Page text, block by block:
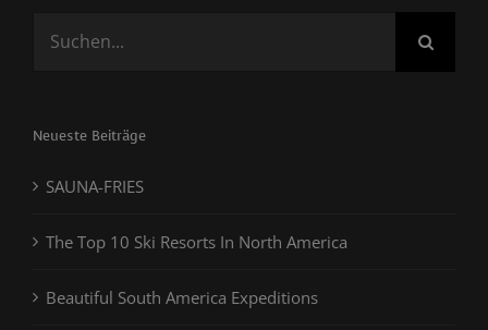
Neueste Beiträge
SAUNA-FRIES
The Top 10 Ski Resorts In North America
Beautiful South America Expeditions